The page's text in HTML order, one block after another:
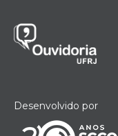
Desenvolvido por